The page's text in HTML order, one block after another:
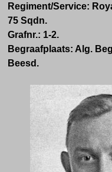
Regiment/Service:
75 Sqdn.
Grafnr.: 1-2.
Begraafplaats: Alg.
Beesd.